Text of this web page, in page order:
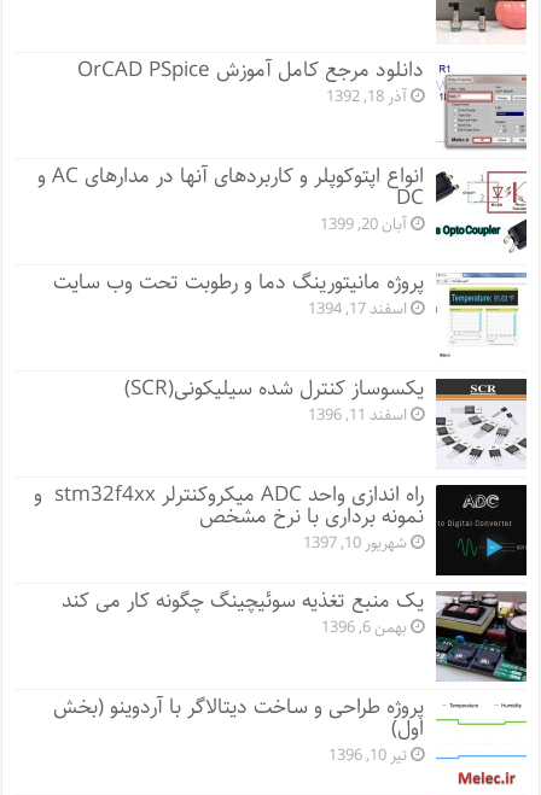
دانلود مرجع کامل آموزش OrCAD PSpice
آذر 18, 1392
انواع اپتوکوپلر و کاربردهای آنها در مدارهای AC و
DC
آبان 20, 1399
پروژه مانيتورينگ دما و رطوبت تحت وب سایت
اسفند 17, 1394
یکسوساز کنترل شده سیلیکونی(SCR)
اسفند 11, 1396
راه اندازی واحد ADC میکروکنترلر stm32f4xx و
نمونه برداری با نرخ مشخص
شهریور 10, 1397
یک منبع تغذیه سوئیچینگ چگونه کار می کند
بهمن 6, 1396
پروژه طراحی و ساخت دیتالاگر با آردوینو (بخش
اول)
تیر 10, 1396